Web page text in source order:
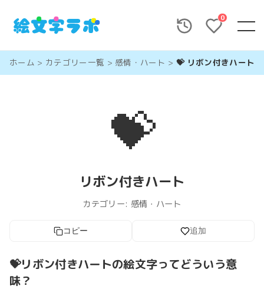
0
ホーム > カテゴリー一覧 > 感情・ハート >💝 リボン付きハート
💝
リボン付きハート
カテゴリー: 感情・ハート
コピー 追加
💝リボン付きハートの絵文字ってどういう意
味？